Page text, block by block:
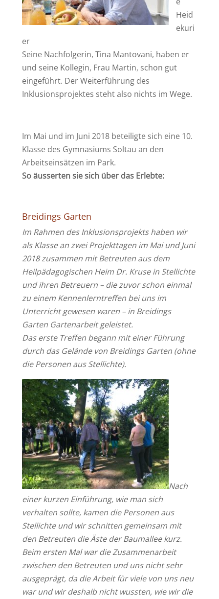
Heid
ekuri
er
Seine Nachfolgerin, Tina Mantovani, haben er
und seine Kollegin, Frau Martin, schon gut
eingeführt. Der Weiterführung des
Inklusionsprojektes steht also nichts im Wege.
Im Mai und im Juni 2018 beteiligte sich eine 10.
Klasse des Gymnasiums Soltau an den
Arbeitseinsätzen im Park.
So äusserten sie sich über das Erlebte:
Breidings Garten
Im Rahmen des Inklusionsprojekts haben wir
als Klasse an zwei Projekttagen im Mai und Juni
2018 zusammen mit Betreuten aus dem
Heilpädagogischen Heim Dr. Kruse in Stellichte
und ihren Betreuern – die zuvor schon einmal
zu einem Kennenlerntreffen bei uns im
Unterricht gewesen waren – in Breidings
Garten Gartenarbeit geleistet.
Das erste Treffen begann mit einer Führung
durch das Gelände von Breidings Garten (ohne
die Personen aus Stellichte).
Nach
einer kurzen Einführung, wie man sich
verhalten sollte, kamen die Personen aus
Stellichte und wir schnitten gemeinsam mit
den Betreuten die Äste der Baumallee kurz.
Beim ersten Mal war die Zusammenarbeit
zwischen den Betreuten und uns nicht sehr
ausgeprägt, da die Arbeit für viele von uns neu
war und wir deshalb nicht wussten, wie wir die